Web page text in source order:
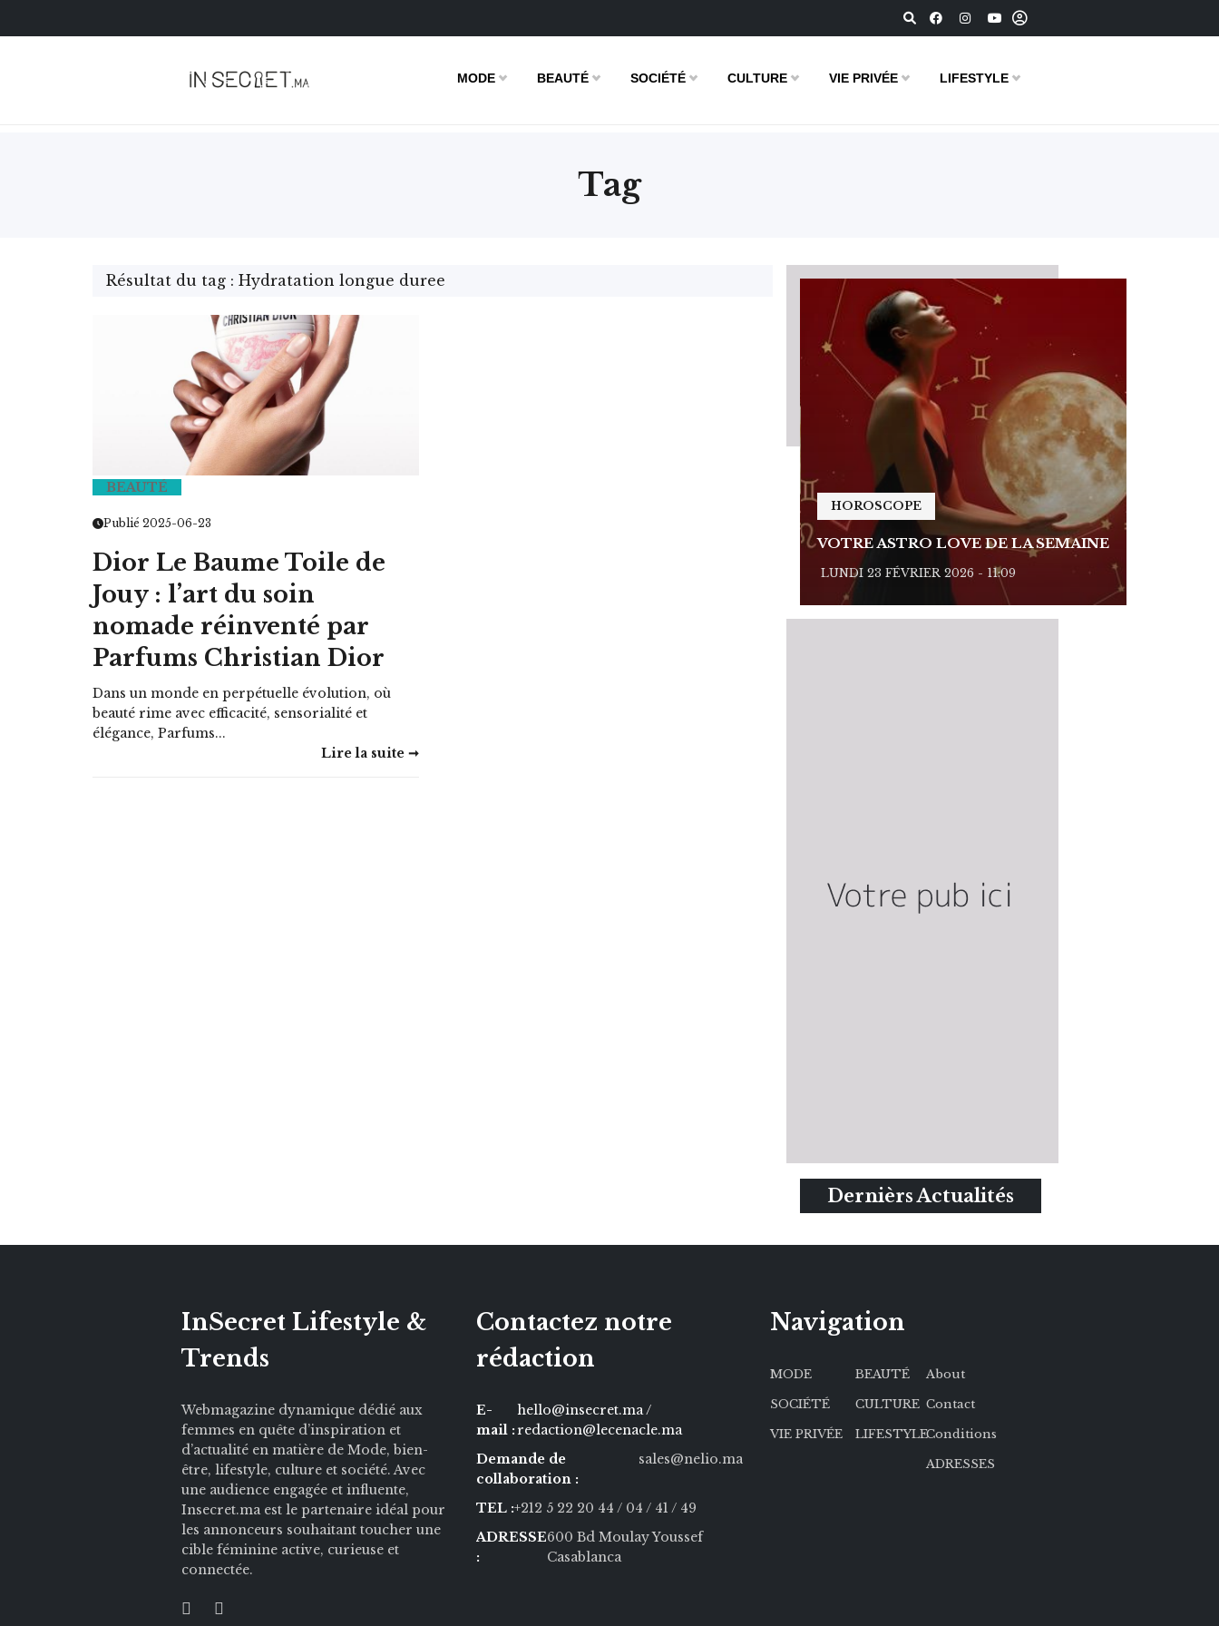
MODE BEAUTÉ SOCIÉTÉ CULTURE VIE PRIVÉE LIFESTYLE
Tag
Résultat du tag : Hydratation longue duree
BEAUTÉ
Publié 2025-06-23
Dior Le Baume Toile de
Jouy : l’art du soin
nomade réinventé par
Parfums Christian Dior
Dans un monde en perpétuelle évolution, où
beauté rime avec efficacité, sensorialité et
élégance, Parfums...
Lire la suite ➞
LUNDI 23 FÉVRIER 2026 - 11:09
HOROSCOPE
VOTRE ASTRO LOVE DE LA SEMAINE
LUNDI 23 FÉVRIER 2026 - 11:09
Dernièrs Actualités
InSecret Lifestyle &
Trends
Webmagazine dynamique dédié aux
femmes en quête d’inspiration et
d’actualité en matière de Mode, bien-
être, lifestyle, culture et société. Avec
une audience engagée et influente,
Insecret.ma est le partenaire idéal pour
les annonceurs souhaitant toucher une
cible féminine active, curieuse et
connectée.
Contactez notre
rédaction
E-
mail :
hello@insecret.ma /
redaction@lecenacle.ma
Demande de
collaboration :
sales@nelio.ma
TEL :+212 5 22 20 44 / 04 / 41 / 49
ADRESSE
:
600 Bd Moulay Youssef
Casablanca
Navigation
MODE
BEAUTÉ
SOCIÉTÉ
CULTURE
VIE PRIVÉE
LIFESTYLE
About
Contact
Conditions
ADRESSES